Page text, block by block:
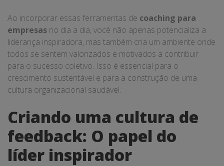
Ao incorporar essas ferramentas de coaching para
empresas no dia a dia, você não apenas potencializa a
liderança inspiradora, mas também cria um ambiente onde
todos se sentem valorizados e motivados a contribuir
para o sucesso coletivo. Isso é essencial para o
crescimento sustentável e para a construção de uma
cultura organizacional saudável.
Criando uma cultura de
feedback: O papel do
líder inspirador